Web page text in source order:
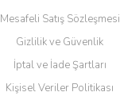
Mesafeli Satış Sözleşmesi
Gizlilik ve Güvenlik
İptal ve İade Şartları
Kişisel Veriler Politikası